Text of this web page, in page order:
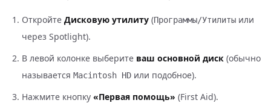
Откройте Дисковую утилиту (Программы/Утилиты или
через Spotlight).
В левой колонке выберите ваш основной диск (обычно
называется Macintosh HD или подобное).
Нажмите кнопку «Первая помощь» (First Aid).